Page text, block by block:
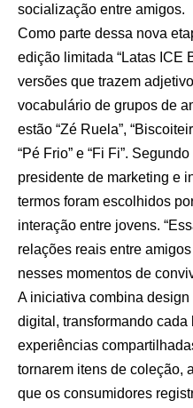
socialização entre amigos.
Como parte dessa nova
edição limitada “Latas ICE
versões que trazem
vocabulário de grupos de
estão “Zé Ruela”,
“Pé Frio” e “Fi Fi”.
presidente de marketing e
termos foram escolhidos
interação entre jovens.
relações reais entre
nesses momentos de
A iniciativa combina
digital, transformando
experiências
tornarem itens de coleção,
que os consumidores